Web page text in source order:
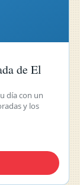
de El
día con un
y los